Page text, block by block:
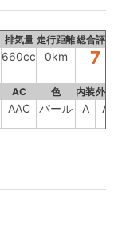
排気量 走行距離総合評価
660cc 0km 7
AC 色 内装外装
AAC パール A A